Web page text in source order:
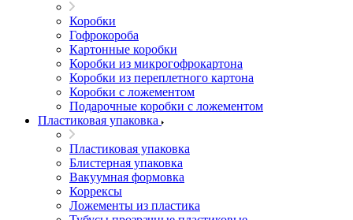
Коробки
Гофрокороба
Картонные коробки
Коробки из микрогофрокартона
Коробки из переплетного картона
Коробки с ложементом
Подарочные коробки с ложементом
Пластиковая упаковка
Пластиковая упаковка
Блистерная упаковка
Вакуумная формовка
Коррексы
Ложементы из пластика